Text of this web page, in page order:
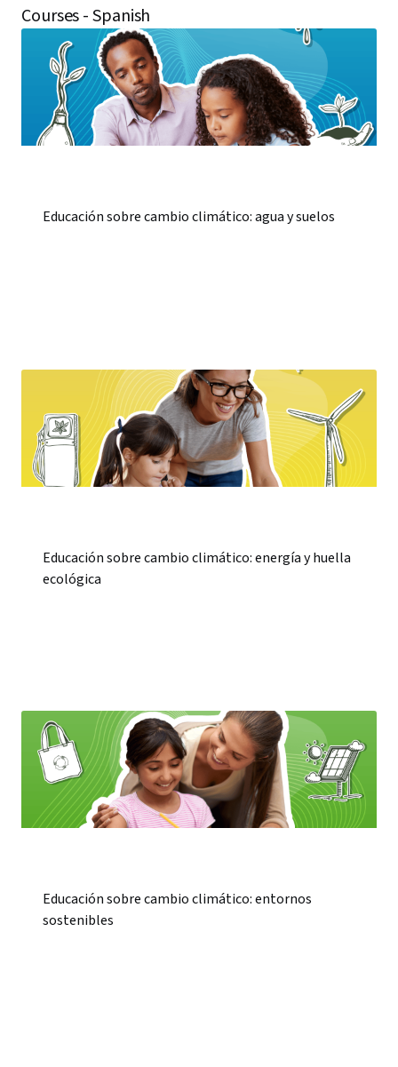
Courses - Spanish
Educación sobre cambio climático: agua y suelos
Educación sobre cambio climático: energía y huella
ecológica
Educación sobre cambio climático: entornos
sostenibles